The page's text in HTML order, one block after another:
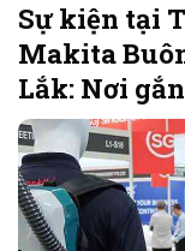
Sự kiện tại
Makita
Lắk: Nơi